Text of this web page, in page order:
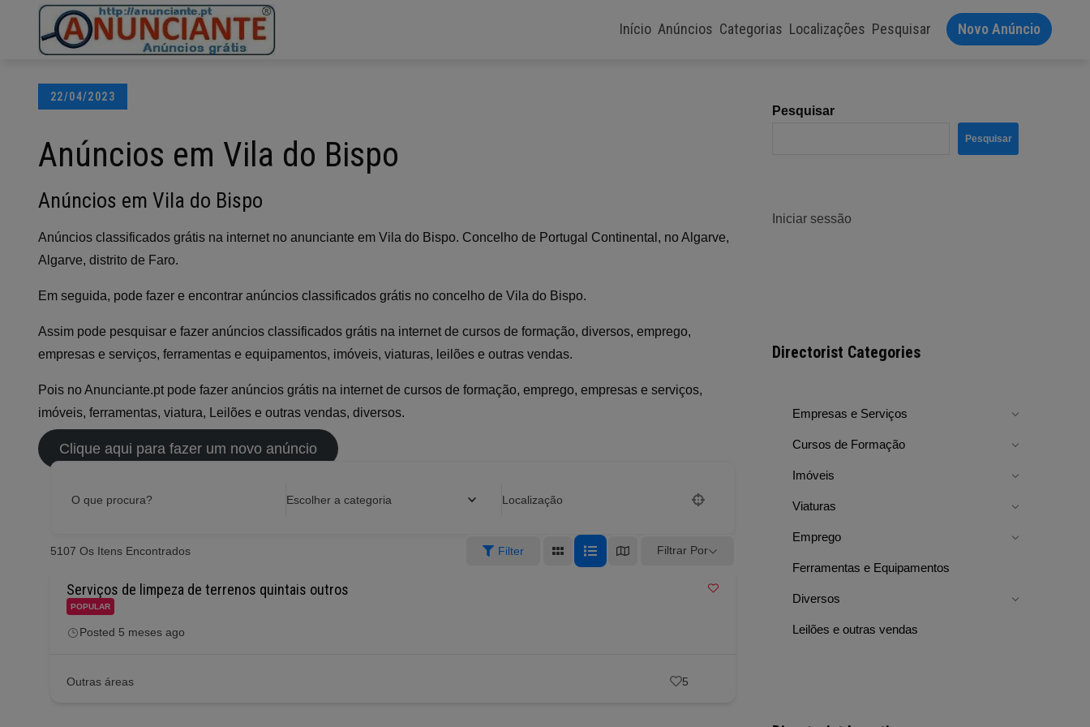
Início Anúncios Categorias Localizações Pesquisar Novo Anúncio
Posted
22/04/2023
Anúncios em Vila do Bispo
Anúncios em Vila do Bispo
Anúncios classificados grátis na internet no anunciante em Vila do Bispo. Concelho de Portugal Continental, no Algarve,
Algarve, distrito de Faro.
Em seguida, pode fazer e encontrar anúncios classificados grátis no concelho de Vila do Bispo.
Assim pode pesquisar e fazer anúncios classificados grátis na internet de cursos de formação, diversos, emprego,
empresas e serviços, ferramentas e equipamentos, imóveis, viaturas, leilões e outras vendas.
Pois no Anunciante.pt pode fazer anúncios grátis na internet de cursos de formação, emprego, empresas e serviços,
imóveis, ferramentas, viatura, Leilões e outras vendas, diversos.
Clique aqui para fazer um novo anúncio
O que procura? Escolher a categoria Localização
5107 Os Itens Encontrados Filter Filtrar Por
Serviços de limpeza de terrenos quintais outros
POPULAR
Posted 5 meses ago
Outras áreas 5
Pesquisar
Pesquisar
Iniciar sessão
Directorist Categories
Empresas e Serviços
Cursos de Formação
Imóveis
Viaturas
Emprego
Ferramentas e Equipamentos
Diversos
Leilões e outras vendas